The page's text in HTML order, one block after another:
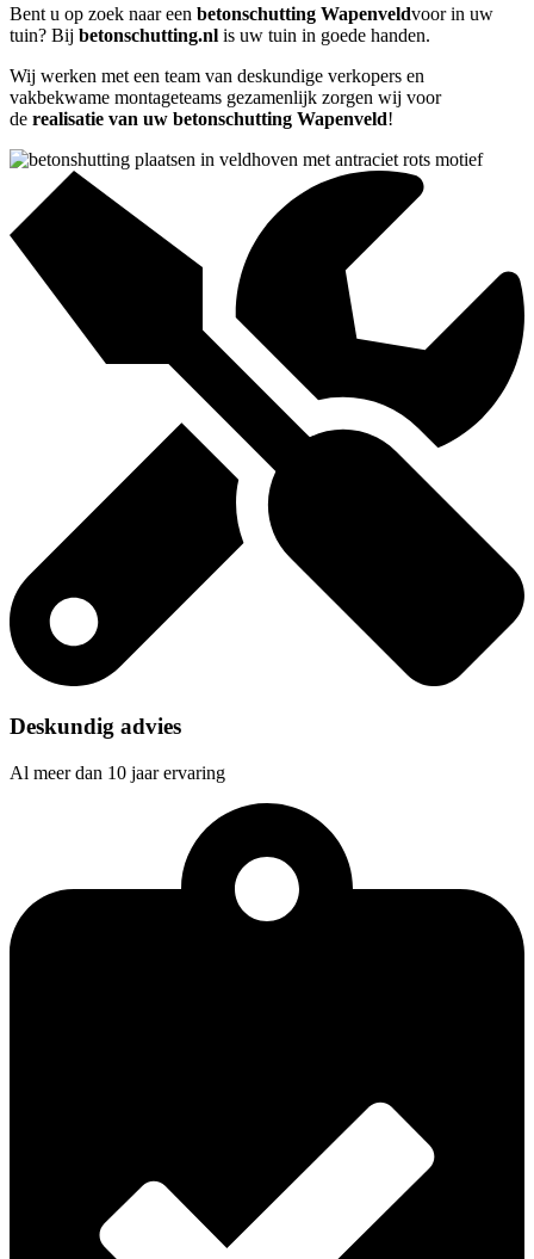
Bent u op zoek naar een betonschutting Wapenveldvoor in uw
tuin? Bij betonschutting.nl is uw tuin in goede handen.
Wij werken met een team van deskundige verkopers en
vakbekwame montageteams gezamenlijk zorgen wij voor
de realisatie van uw betonschutting Wapenveld!
Deskundig advies
Al meer dan 10 jaar ervaring